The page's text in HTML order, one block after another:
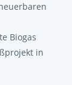
Biogas
in